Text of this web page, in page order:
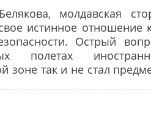
молдавская
истинное отношение
Острый
полетах
зоне так и не стал